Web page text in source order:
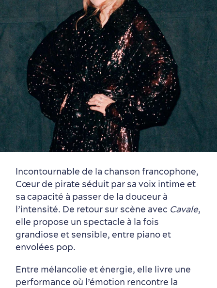
Vieux-Québec
Quartiers centraux
Autour du centre-ville
Incontournables
Quoi faire en août
Activités en été
7 expériences gourmandes
Produits locaux
dans le Vieux-Québec
Où dormir?
Vieux-Québec
Hôtels écologiques
Forfaits et rabais
Itinéraires
Magazine Québec cité
Incontournable de la chanson francophone,
Cœur de pirate séduit par sa voix intime et
sa capacité à passer de la douceur à
l’intensité. De retour sur scène avec Cavale,
elle propose un spectacle à la fois
grandiose et sensible, entre piano et
envolées pop.
Entre mélancolie et énergie, elle livre une
performance où l’émotion rencontre la